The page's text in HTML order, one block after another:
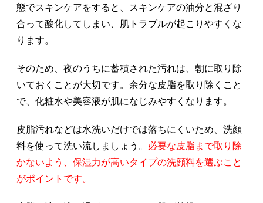
態でスキンケアをすると、スキンケアの油分と混ざり
合って酸化してしまい、肌トラブルが起こりやすくな
ります。
そのため、夜のうちに蓄積された汚れは、朝に取り除
いておくことが大切です。余分な皮脂を取り除くこと
で、化粧水や美容液が肌になじみやすくなります。
皮脂汚れなどは水洗いだけでは落ちにくいため、洗顔
料を使って洗い流しましょう。 必要な皮脂まで取り除
かないよう、保湿力が高いタイプの洗顔料を選ぶこと
がポイントです。